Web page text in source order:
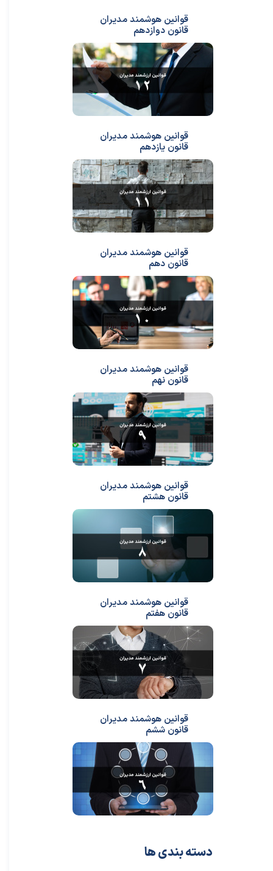
دسته بندی ها
قوانین هوشمند مدیران
قانون دوازدهم
قوانین هوشمند مدیران
قانون یازدهم
قوانین هوشمند مدیران
قانون دهم
قوانین هوشمند مدیران
قانون نهم
قوانین هوشمند مدیران
قانون هشتم
قوانین هوشمند مدیران
قانون هفتم
قوانین هوشمند مدیران
قانون ششم